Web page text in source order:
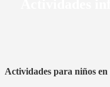
Actividades para niños